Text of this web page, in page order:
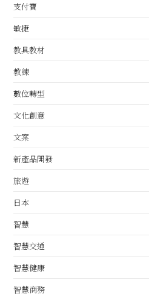
支付寶
敏捷
教具教材
教練
數位轉型
文化創意
文案
新產品開發
旅遊
日本
智慧
智慧交通
智慧健康
智慧商務